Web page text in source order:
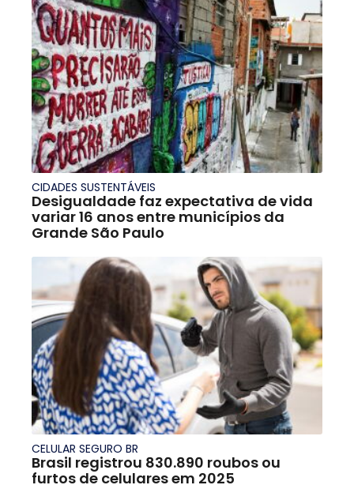
CIDADES SUSTENTÁVEIS
Desigualdade faz expectativa de vida
variar 16 anos entre municípios da
Grande São Paulo
CELULAR SEGURO BR
Brasil registrou 830.890 roubos ou
furtos de celulares em 2025